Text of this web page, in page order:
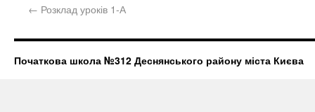
← Розклад уроків 1-А
Початкова школа №312 Деснянського району міста Києва